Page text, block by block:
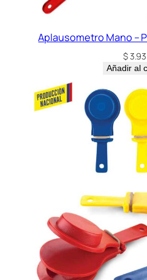
Aplausometro Mano –
$
Añadir al